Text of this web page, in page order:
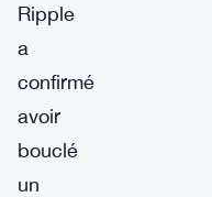
Ripple
a
confirmé
avoir
bouclé
un